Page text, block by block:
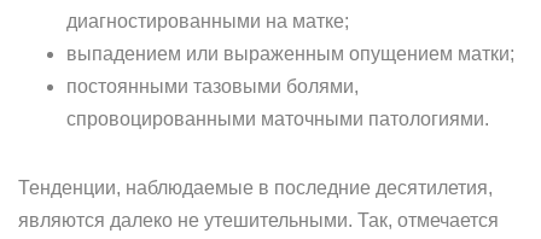
диагностированными на матке;
выпадением или выраженным опущением матки;
постоянными тазовыми болями,
спровоцированными маточными патологиями.
Тенденции, наблюдаемые в последние десятилетия,
являются далеко не утешительными. Так, отмечается